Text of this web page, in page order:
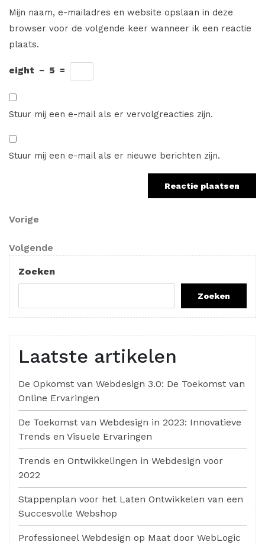
Mijn naam, e-mailadres en website opslaan in deze
browser voor de volgende keer wanneer ik een reactie
plaats.
eight − 5 =
Stuur mij een e-mail als er vervolgreacties zijn.
Stuur mij een e-mail als er nieuwe berichten zijn.
Berichtnavigatie
Vorig
Vorige
Volgend
bericht
Volgende
Zoeken
Zoeken
Laatste artikelen
De Opkomst van Webdesign 3.0: De Toekomst van
Online Ervaringen
De Toekomst van Webdesign in 2023: Innovatieve
Trends en Visuele Ervaringen
Trends en Ontwikkelingen in Webdesign voor
2022
Stappenplan voor het Laten Ontwikkelen van een
Succesvolle Webshop
Professioneel Webdesign op Maat door WebLogic